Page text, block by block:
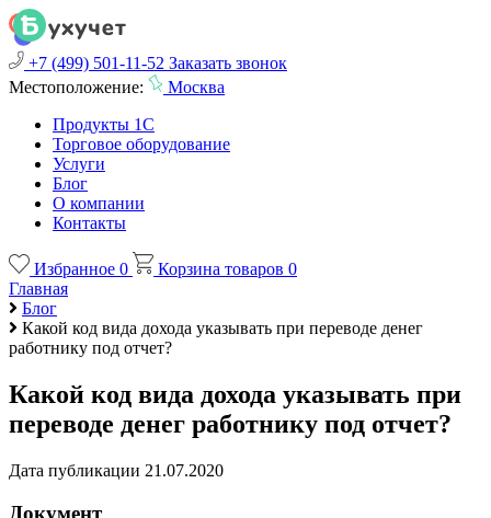
+7 (499) 501-11-52 Заказать звонок
Местоположение:
Москва
Продукты 1С
Торговое оборудование
Услуги
Блог
О компании
Контакты
Избранное 0 Корзина товаров 0
Главная
Блог
Какой код вида дохода указывать при переводе денег
работнику под отчет?
Какой код вида дохода указывать при
переводе денег работнику под отчет?
Дата публикации 21.07.2020
Документ